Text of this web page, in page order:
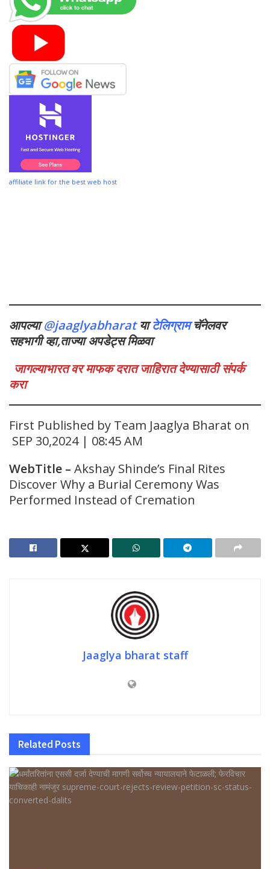
affiliate link for the best web host
आपल्या@jaaglyabharatयाटेलिग्रामचॅनेलवर
सहभागी व्हा,ताज्या अपडेट्स मिळवा
जागल्याभारत वर माफक दरात जाहिरात देण्यासाठी संपर्क
करा
First Published by Team Jaaglya Bharat on
SEP 30,2024 | 08:45 AM
WebTitle – Akshay Shinde’s Final Rites
Discover Why a Burial Ceremony Was
Performed Instead of Cremation
Jaaglya bharat staff
Related Posts